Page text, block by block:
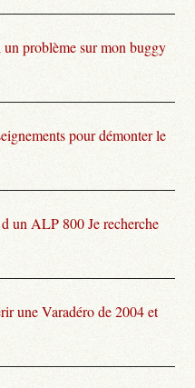
problème sur mon buggy
pour démonter le
un ALP 800 Je recherche
une Varadéro de 2004 et